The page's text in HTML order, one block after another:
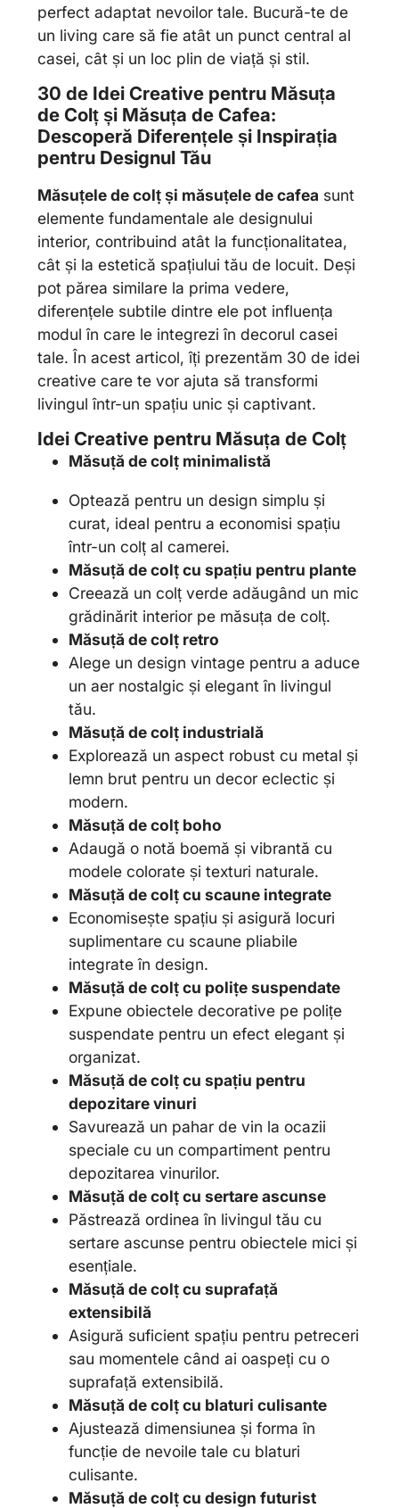
perfect adaptat nevoilor tale. Bucură-te de
un living care să fie atât un punct central al
casei, cât și un loc plin de viață și stil.
30 de Idei Creative pentru Măsuța
de Colț și Măsuța de Cafea:
Descoperă Diferențele și Inspirația
pentru Designul Tău
Măsuțele de colț și măsuțele de cafea sunt
elemente fundamentale ale designului
interior, contribuind atât la funcționalitatea,
cât și la estetică spațiului tău de locuit. Deși
pot părea similare la prima vedere,
diferențele subtile dintre ele pot influența
modul în care le integrezi în decorul casei
tale. În acest articol, îți prezentăm 30 de idei
creative care te vor ajuta să transformi
livingul într-un spațiu unic și captivant.
Idei Creative pentru Măsuța de Colț
Măsuță de colț minimalistă
Optează pentru un design simplu și
curat, ideal pentru a economisi spațiu
într-un colț al camerei.
Măsuță de colț cu spațiu pentru plante
Creează un colț verde adăugând un mic
grădinărit interior pe măsuța de colț.
Măsuță de colț retro
Alege un design vintage pentru a aduce
un aer nostalgic și elegant în livingul
tău.
Măsuță de colț industrială
Explorează un aspect robust cu metal și
lemn brut pentru un decor eclectic și
modern.
Măsuță de colț boho
Adaugă o notă boemă și vibrantă cu
modele colorate și texturi naturale.
Măsuță de colț cu scaune integrate
Economisește spațiu și asigură locuri
suplimentare cu scaune pliabile
integrate în design.
Măsuță de colț cu polițe suspendate
Expune obiectele decorative pe polițe
suspendate pentru un efect elegant și
organizat.
Măsuță de colț cu spațiu pentru
depozitare vinuri
Savurează un pahar de vin la ocazii
speciale cu un compartiment pentru
depozitarea vinurilor.
Măsuță de colț cu sertare ascunse
Păstrează ordinea în livingul tău cu
sertare ascunse pentru obiectele mici și
esențiale.
Măsuță de colț cu suprafață
extensibilă
Asigură suficient spațiu pentru petreceri
sau momentele când ai oaspeți cu o
suprafață extensibilă.
Măsuță de colț cu blaturi culisante
Ajustează dimensiunea și forma în
funcție de nevoile tale cu blaturi
culisante.
Măsuță de colț cu design futurist